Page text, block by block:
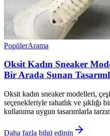
PopülerArama
Oksit Kadın Sneaker
Bir Arada Sunan
Oksit kadın sneaker modelleri,
seçenekleriyle rahatlık ve şıklığı
kullanıma uygun tasarımlarla
Daha fazla bilgi edinin